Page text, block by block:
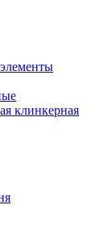
клинкерная